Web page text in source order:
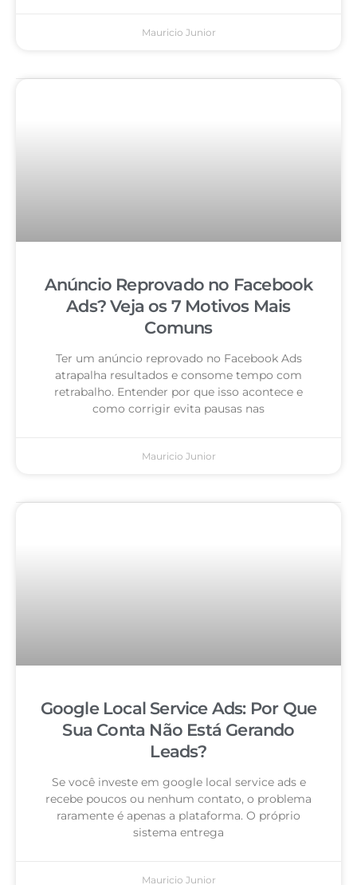
Mauricio Junior
Anúncio Reprovado no Facebook
Ads? Veja os 7 Motivos Mais
Comuns
Ter um anúncio reprovado no Facebook Ads
atrapalha resultados e consome tempo com
retrabalho. Entender por que isso acontece e
como corrigir evita pausas nas
Mauricio Junior
Google Local Service Ads: Por Que
Sua Conta Não Está Gerando
Leads?
Se você investe em google local service ads e
recebe poucos ou nenhum contato, o problema
raramente é apenas a plataforma. O próprio
sistema entrega
Mauricio Junior